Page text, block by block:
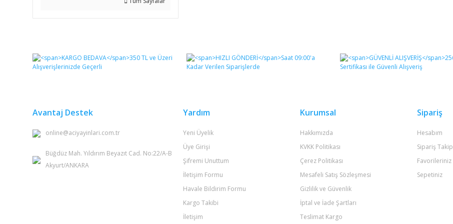
Avantaj Destek
online@aciyayinlari.com.tr
Büğdüz Mah. Yıldırım Beyazıt Cad. No:22/A-B
Akyurt/ANKARA
Yardım
Yeni Üyelik
Üye Girişi
Şifremi Unuttum
İletişim Formu
Havale Bildirim Formu
Kargo Takibi
İletişim
Kurumsal
Hakkımızda
KVKK Politikası
Çerez Politikası
Mesafeli Satış Sözleşmesi
Gizlilik ve Güvenlik
İptal ve İade Şartları
Teslimat Kargo
Sipariş
Hesabım
Sipariş Takip
Favorileriniz
Sepetiniz